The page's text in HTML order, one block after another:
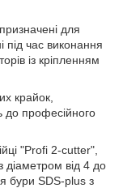
для
під час виконання
із кріпленням
крайок,
до професійного
"Profi 2-cutter",
діаметром від 4 до
бури SDS-plus з